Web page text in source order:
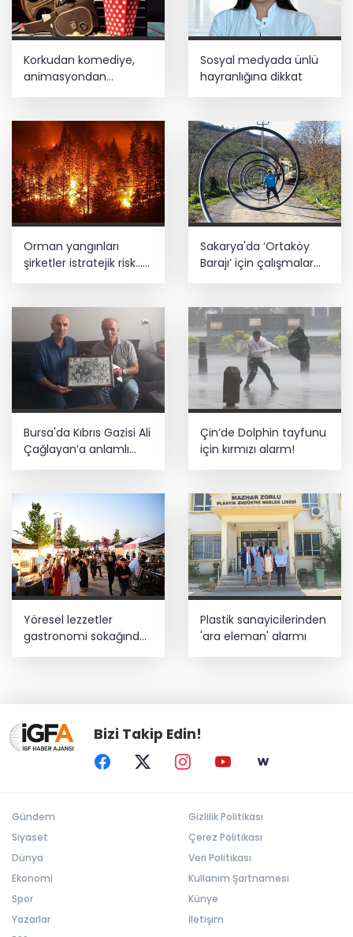
Korkudan komediye,
animasyondan
Sosyal medyada ünlü
hayranlığına dikkat
Orman yangınları
şirketler istratejik risk...
Sigorta açığı büyüyor
Sakarya'da ‘Ortaköy
Barajı’ için çalışmalar
başladı
Bursa'da Kıbrıs Gazisi Ali
Çağlayan’a anlamlı
ziyaret
Çin’de Dolphin tayfunu
için kırmızı alarm!
Yöresel lezzetler
gastronomi sokağında
Plastik sanayicilerinden
'ara eleman' alarmı
Bizi Takip Edin!
Gündem
Siyaset
Dünya
Ekonomi
Spor
Yazarlar
Gizlilik Politikası
Çerez Politikası
Veri Politikası
Kullanım Şartnamesi
Künye
İletişim